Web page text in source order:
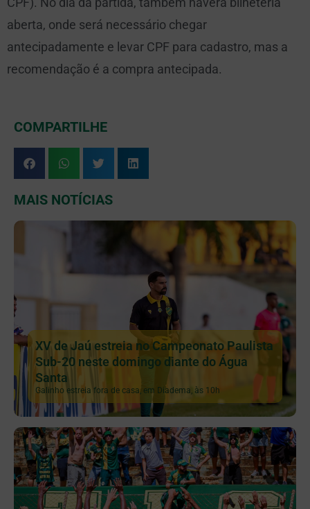
aberta, onde será necessário chegar
antecipadamente e levar CPF para cadastro, mas a
recomendação é a compra antecipada.
COMPARTILHE
MAIS NOTÍCIAS
XV de Jaú estreia no Campeonato Paulista
Sub-20 neste domingo diante do Água
Santa
Galinho estreia fora de casa, em Diadema, às 10h